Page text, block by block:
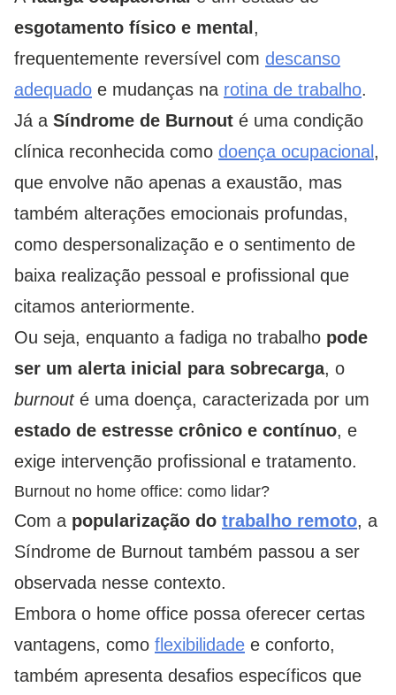
esgotamento físico e mental ,
frequentemente reversível com descanso
adequado e mudanças na rotina de trabalho.
Já a Síndrome de Burnout é uma condição
clínica reconhecida como doença ocupacional ,
que envolve não apenas a exaustão, mas
também alterações emocionais profundas,
como despersonalização e o sentimento de
baixa realização pessoal e profissional que
citamos anteriormente.
Ou seja, enquanto a fadiga no trabalho pode
ser um alerta inicial para sobrecarga, o
burnout é uma doença, caracterizada por um
estado de estresse crônico e contínuo, e
exige intervenção profissional e tratamento.
Burnout no home office: como lidar?
Com a popularização do trabalho remoto, a
Síndrome de Burnout também passou a ser
observada nesse contexto.
Embora o home office possa oferecer certas
vantagens, como flexibilidade e conforto,
também apresenta desafios específicos que